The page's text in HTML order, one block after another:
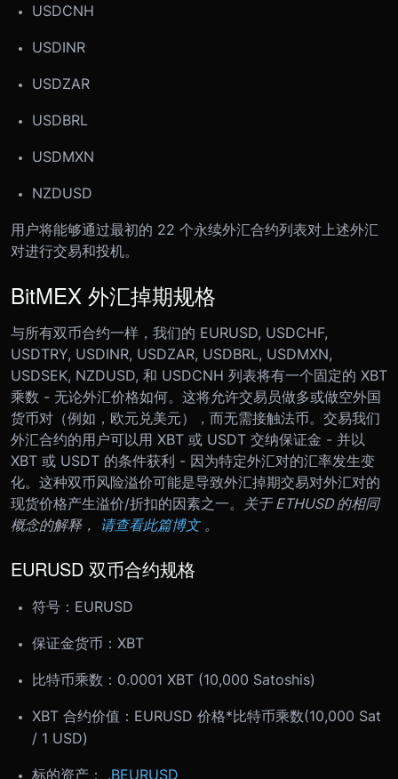
USDCNH
USDINR
USDZAR
USDBRL
USDMXN
NZDUSD
用户将能够通过最初的 22 个永续外汇合约列表对上述外汇
对进行交易和投机。
BitMEX 外汇掉期规格
与所有双币合约一样，我们的 EURUSD, USDCHF,
USDTRY, USDINR, USDZAR, USDBRL, USDMXN,
USDSEK, NZDUSD, 和 USDCNH 列表将有一个固定的 XBT
乘数 - 无论外汇价格如何。这将允许交易员做多或做空外国
货币对（例如，欧元兑美元），而无需接触法币。 交易我们
外汇合约的用户可以用 XBT 或 USDT 交纳保证金 - 并以
XBT 或 USDT 的条件获利 - 因为特定外汇对的汇率发生变
化。这种双币风险溢价可能是导致外汇掉期交易对外汇对的
现货价格产生溢价/折扣的因素之一。 关于 ETHUSD 的相同
概念的解释，
请查看此篇博文 。
EURUSD 双币合约规格
符号：EURUSD
保证金货币：XBT
比特币乘数：0.0001 XBT (10,000 Satoshis)
XBT 合约价值：EURUSD 价格*比特币乘数(10,000 Sat
/ 1 USD)
标的资产： .BEURUSD